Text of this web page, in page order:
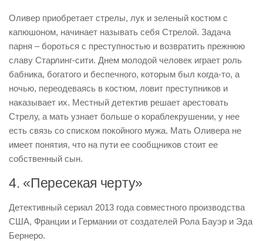
Оливер приобретает стрелы, лук и зеленый костюм с
капюшоном, начинает называть себя Стрелой. Задача
парня – бороться с преступностью и возвратить прежнюю
славу Старлинг-сити. Днем молодой человек играет роль
бабника, богатого и беспечного, которым был когда-то, а
ночью, переодеваясь в костюм, ловит преступников и
наказывает их. Местный детектив решает арестовать
Стрелу, а мать узнает больше о кораблекрушении, у нее
есть связь со списком покойного мужа. Мать Оливера не
имеет понятия, что на пути ее сообщников стоит ее
собственный сын.
4. «Пересекая черту»
Детективный сериал 2013 года совместного производства
США, Франции и Германии от создателей Рола Бауэр и Эда
Бернеро.